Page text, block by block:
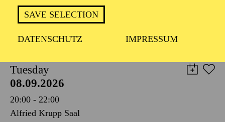
SAVE SELECTION
DATENSCHUTZ IMPRESSUM
TICKETS
8,00€
Tuesday
08.09.2026
20:00 - 22:00
Alfried Krupp Saal